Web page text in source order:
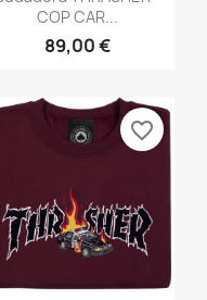
COP CAR...
89,00 €
favorite_border